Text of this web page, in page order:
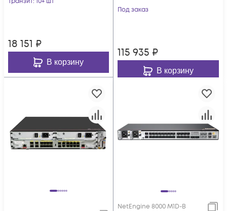
18 151 ₽
В корзину
Под заказ
115 935 ₽
В корзину
NetEngine 8000 M1D-B